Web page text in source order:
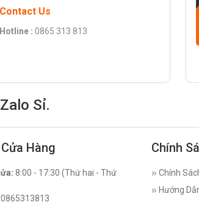
Contact Us
Hotline : 0865 313 813
Sỉ.
Hàng
8:00 - 17:30 (Thứ hai - Thứ
0865313813
Chính
Chính
Hướng